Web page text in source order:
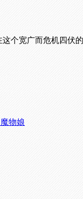
个宽广而危机四伏
物娘